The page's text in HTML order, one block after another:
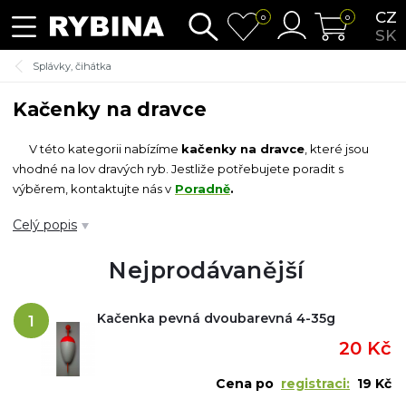
CZ
SK
0 0
Splávky, čihátka
Kačenky na dravce
V této kategorii nabízíme kačenky na dravce, které jsou
vhodné na lov dravých ryb. Jestliže potřebujete poradit s
výběrem, kontaktujte nás v Poradně.
Celý popis
Nejprodávanější
1 Kačenka pevná dvoubarevná 4-35g
20 Kč
Cena po registraci: 19 Kč